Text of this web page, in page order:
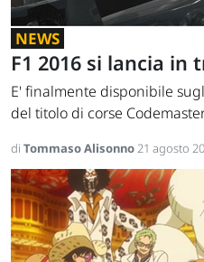
NEWS
F1 2016 si lancia in
E' finalmente disponibile
del titolo di corse
di Tommaso Alisonno21 agosto